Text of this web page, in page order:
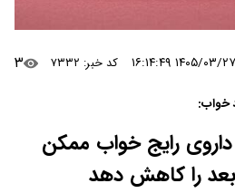
۱۴۰۵/۰۳/۲۷ ۱۶:۱۴:۴۹ کد خبر: ۷۳۳۲ ۳
خواب:
رایج خواب ممکن
را کاهش دهد